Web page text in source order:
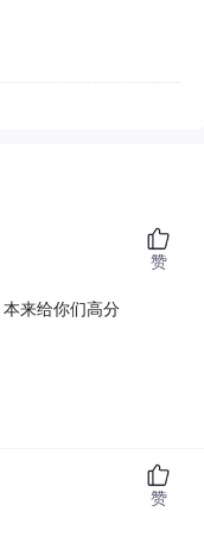
来给你们高分
赞
赞